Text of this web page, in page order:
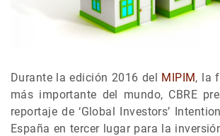
Durante la edición 2016 del MIPIM, la
más importante del mundo, CBRE
reportaje de ‘Global Investors’
España en tercer lugar para la